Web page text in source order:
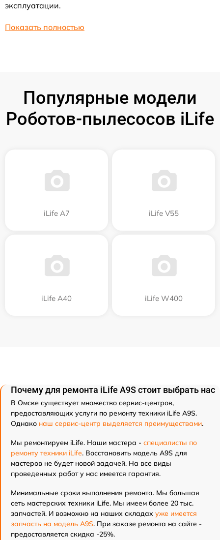
эксплуатации.
Показать полностью
Популярные модели
Роботов-пылесосов iLife
iLife A7 iLife V55
iLife A40 iLife W400
Почему для ремонта iLife A9S стоит выбрать нас
В Омске существует множество сервис-центров,
предоставляющих услуги по ремонту техники iLife A9S.
Однако наш сервис-центр выделяется преимуществами.
Мы ремонтируем iLife. Наши мастера - специалисты по
ремонту техники iLife. Восстановить модель A9S для
мастеров не будет новой задачей. На все виды
проведенных работ у нас имеется гарантия.
Минимальные сроки выполнения ремонта. Мы большая
сеть мастерских техники iLife. Мы имеем более 20 тыс.
запчастей. И возможно на наших складах уже имеется
запчасть на модель A9S. При заказе ремонта на сайте -
предоставляется скидка -25%.